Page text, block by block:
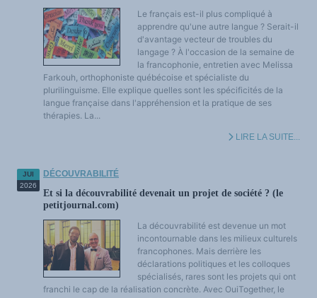
Le français est-il plus compliqué à
apprendre qu'une autre langue ? Serait-il
d'avantage vecteur de troubles du
langage ? À l'occasion de la semaine de
la francophonie, entretien avec Melissa
Farkouh, orthophoniste québécoise et spécialiste du
plurilinguisme. Elle explique quelles sont les spécificités de la
langue française dans l'appréhension et la pratique de ses
thérapies. La...
LIRE LA SUITE...
JUI
2026
DÉCOUVRABILITÉ
Et si la découvrabilité devenait un projet de société ? (le
petitjournal.com)
La découvrabilité est devenue un mot
incontournable dans les milieux culturels
francophones. Mais derrière les
déclarations politiques et les colloques
spécialisés, rares sont les projets qui ont
franchi le cap de la réalisation concrète. Avec OuiTogether, le